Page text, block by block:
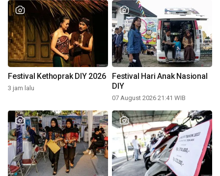
Festival Kethoprak DIY 2026
3 jam lalu
Festival Hari Anak Nasional
DIY
07 August 2026 21:41 WIB